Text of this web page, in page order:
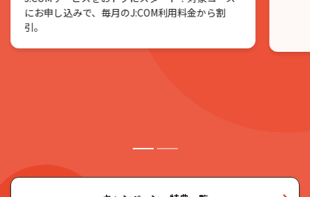
にお申し込みで、毎月のJ:COM利用料金から割
引。